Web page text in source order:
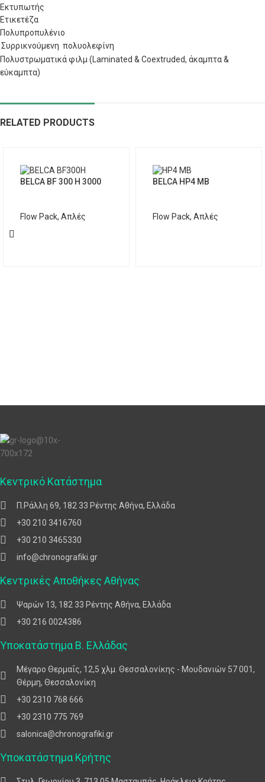
Εκτυπωτής
Ετικετέζα
Πολυπροπυλένιο
Συρρικνούμενη πολυολεφίνη
Πολυστρωματικά φιλμ ( Laminated & Coextruded, άκαμπτα &
εύκαμπτα)
RELATED PRODUCTS
BELCA BF 300 H 3000
Flow Pack, Απλές
BELCA HP4 MB
Flow Pack, Απλές
Κεντρικό Κατάστημα
Π.Ράλλη 69, 182 33 Ρέντης Αθήνα, Ελλάδα
+30 210 3416760
+30 210 3465330
info@chronografiki.gr
Κεντρικές Αποθήκες Αθήνας
Ψαρών 13, 182 33 Ρέντης Αθήνα, Ελλάδα
+30 216 0024386
Υποκατάστημα Β. Ελλάδας
Μέγαρο Θερμαΐς, 12,5 χλμ. Θεσσαλονίκης - Μουδανιών 57 001,
Θέρμη, Θεσσαλονίκη
+30 2310 768 666
+30 2310 775 769
salonica@chronografiki.gr
Υποκατάστημα Κρήτης